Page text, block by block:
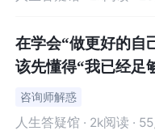
位和目标，心理状态逐渐
在学会“做更好的自
该先懂得“我已经足
答精选
咨询师解惑
人生答疑馆 · 2k阅读 ·